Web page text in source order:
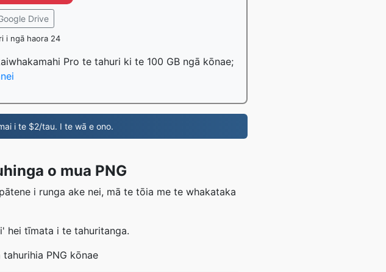
Drive
i ngā haora 24
Pro te tahuri ki te 100 GB ngā kōnae;
i te $2/tau. I te wā e ono.
o mua PNG
i runga ake nei, mā te tōia me te whakataka
hei tīmata i te tahuritanga.
PNG kōnae